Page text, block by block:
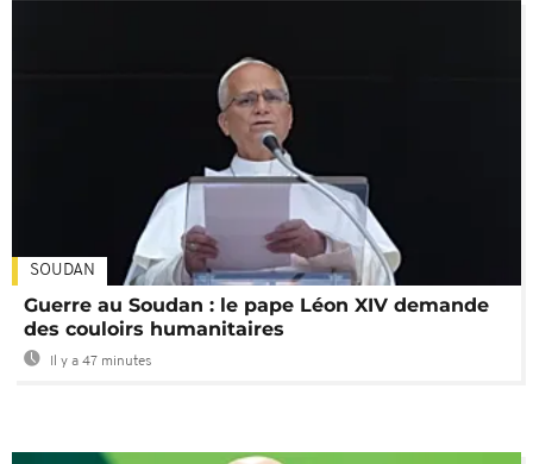
SOUDAN
Guerre au Soudan : le pape Léon XIV demande
des couloirs humanitaires
Il y a 47 minutes